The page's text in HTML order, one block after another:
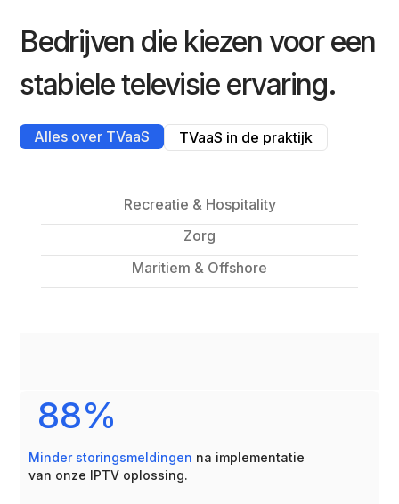
Bedrijven die kiezen voor een
stabiele televisie ervaring.
Alles over TVaaS TVaaS in de praktijk
Recreatie & Hospitality
Zorg
Maritiem & Offshore
88%
Minder storingsmeldingen na implementatie
van onze IPTV oplossing.